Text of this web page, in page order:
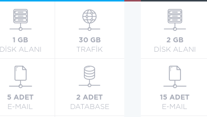
1 GB
DİSK ALANI
30 GB
TRAFİK
5 ADET
E-MAIL
2 ADET
DATABASE
2 GB
DİSK ALANI
15 ADET
E-MAIL